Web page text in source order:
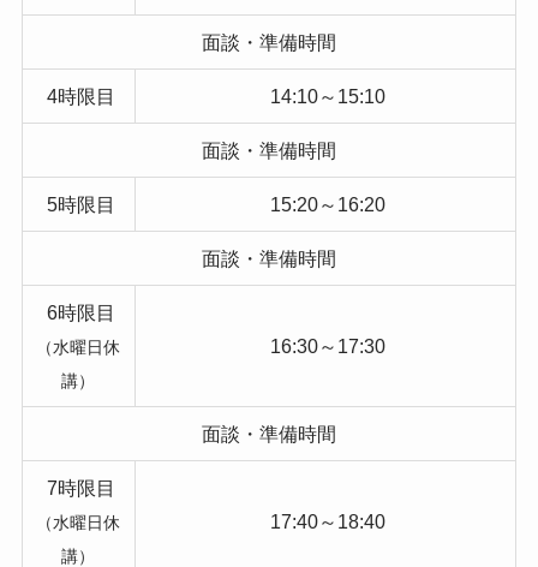
面談・準備時間
4時限目 14:10～15:10
面談・準備時間
5時限目 15:20～16:20
面談・準備時間
6時限目
（水曜日休
講）
16:30～17:30
面談・準備時間
7時限目
（水曜日休
講）
17:40～18:40